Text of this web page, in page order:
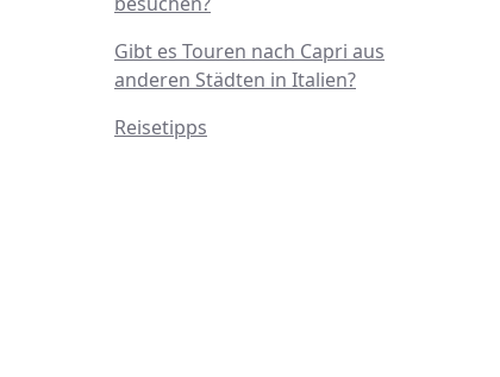
Gibt es Touren nach Capri aus
anderen Städten in Italien?
Reisetipps